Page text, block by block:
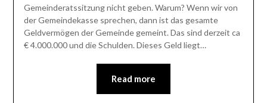
Gemeinderatssitzung nicht geben. Warum? Wenn wir von
der Gemeindekasse sprechen, dann ist das gesamte
Geldvermögen der Gemeinde gemeint. Das sind derzeit ca
€ 4.000.000 und die Schulden. Dieses Geld liegt…
Read more